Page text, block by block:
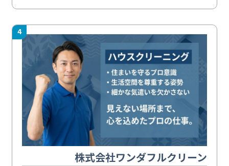
4
株式会社ワンダフルクリーン